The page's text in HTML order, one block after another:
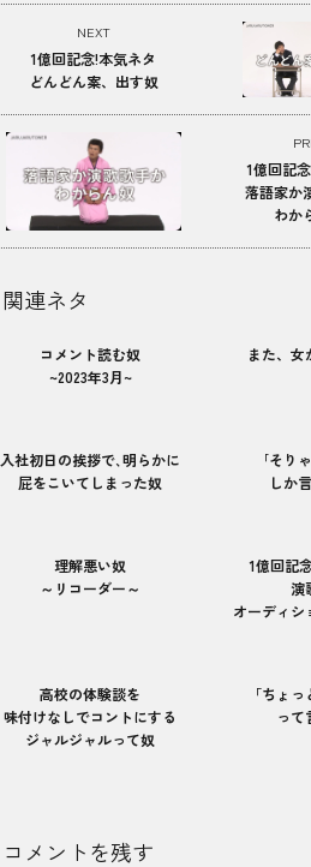
1億回記
落語家か
わか
NEXT
1億回記念!本気ネタ
どんどん案、出す奴
関連ネタ
コメント読む奴
~2023年3月~
また、女
入社初日の挨拶で､明らかに
屁をこいてしまった奴
｢そり
しか
理解悪い奴
～リコーダー～
1億回記
演
オーディシ
高校の体験談を
味付けなしでコントにする
ジャルジャルって奴
「ちょっ
って
コメントを残す